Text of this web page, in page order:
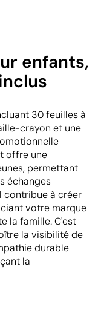
enfants,
30 feuilles à
crayon et une
offre une
permettant
échanges
contribue à créer
votre marque
la famille. C'est
la visibilité de
durable
la